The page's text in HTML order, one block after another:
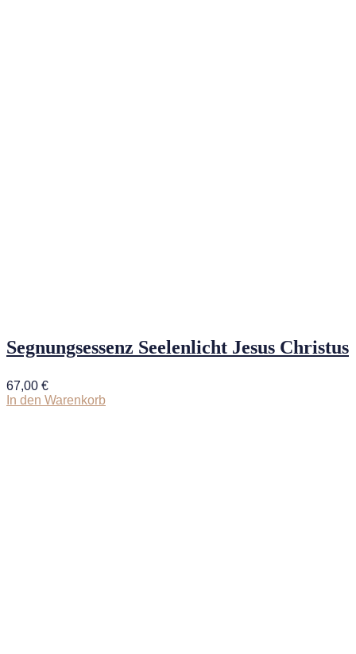
Segnungsessenz Seelenlicht Jesus Christus
67,00 €
In den Warenkorb